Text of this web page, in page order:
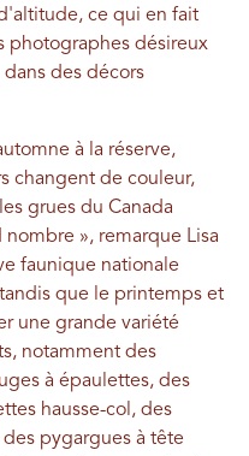
ce qui en fait
photographes désireux
des décors
à la réserve,
changent de couleur,
grues du Canada
», remarque Lisa
faunique nationale
tandis que le printemps et
une grande variété
notamment des
à épaulettes, des
hausse-col, des
pygargues à tête